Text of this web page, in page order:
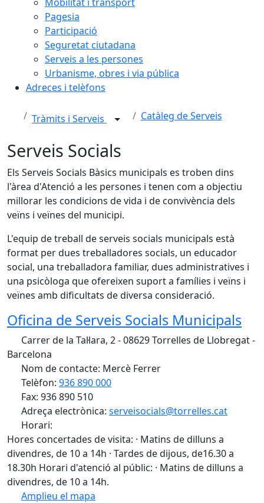
Pagesia
Participació
Seguretat ciutadana
Serveis a les persones
Urbanisme, obres i via pública
Adreces i telèfons
Tràmits i Serveis Catàleg de Serveis
Serveis Socials
Els Serveis Socials Bàsics municipals es troben dins
l'àrea d'Atenció a les persones i tenen com a objectiu
millorar les condicions de vida i de convivència dels
veïns i veïnes del municipi.
L'equip de treball de serveis socials municipals està
format per dues treballadores socials, un educador
social, una treballadora familiar, dues administratives i
una psicòloga que ofereixen suport a famílies i veïns i
veïnes amb dificultats de diversa consideració.
Oficina de Serveis Socials Municipals
Carrer de la Tal·lara, 2 - 08629 Torrelles de Llobregat -
Barcelona
Nom de contacte: Mercè Ferrer
Telèfon: 936 890 000
Fax: 936 890 510
Adreça electrònica: serveisocials@torrelles.cat
Horari:
Hores concertades de visita: · Matins de dilluns a
divendres, de 10 a 14h · Tardes de dijous, de16.30 a
18.30h Horari d'atenció al públic: · Matins de dilluns a
divendres, de 10 a 14h.
Amplieu el mapa